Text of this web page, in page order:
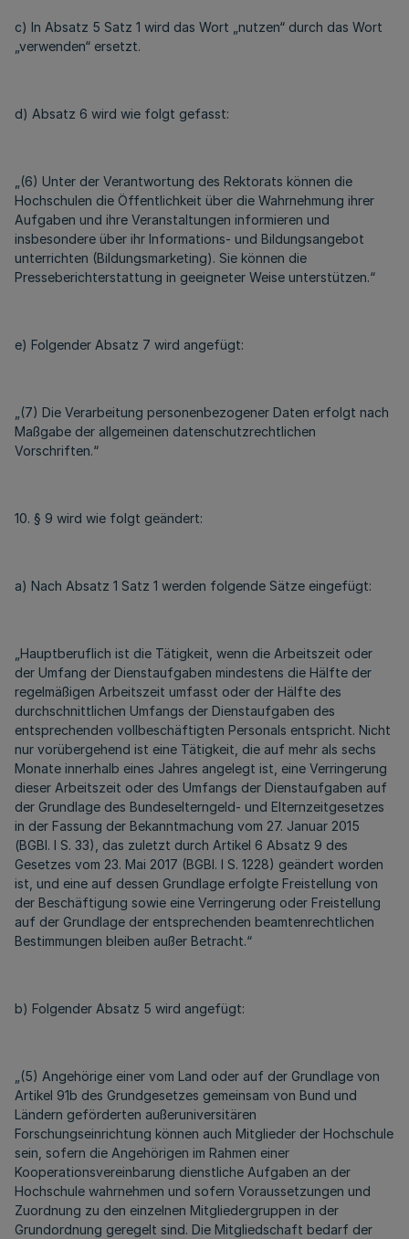
c) In Absatz 5 Satz 1 wird das Wort „nutzen“ durch das Wort
„verwenden“ ersetzt.
d) Absatz 6 wird wie folgt gefasst:
„(6) Unter der Verantwortung des Rektorats können die
Hochschulen die Öffentlichkeit über die Wahrnehmung ihrer
Aufgaben und ihre Veranstaltungen informieren und
insbesondere über ihr Informations- und Bildungsangebot
unterrichten (Bildungsmarketing). Sie können die
Presseberichterstattung in geeigneter Weise unterstützen.“
e) Folgender Absatz 7 wird angefügt:
„(7) Die Verarbeitung personenbezogener Daten erfolgt nach
Maßgabe der allgemeinen datenschutzrechtlichen
Vorschriften.“
10. § 9 wird wie folgt geändert:
a) Nach Absatz 1 Satz 1 werden folgende Sätze eingefügt:
„Hauptberuflich ist die Tätigkeit, wenn die Arbeitszeit oder
der Umfang der Dienstaufgaben mindestens die Hälfte der
regelmäßigen Arbeitszeit umfasst oder der Hälfte des
durchschnittlichen Umfangs der Dienstaufgaben des
entsprechenden vollbeschäftigten Personals entspricht. Nicht
nur vorübergehend ist eine Tätigkeit, die auf mehr als sechs
Monate innerhalb eines Jahres angelegt ist, eine Verringerung
dieser Arbeitszeit oder des Umfangs der Dienstaufgaben auf
der Grundlage des Bundeselterngeld- und Elternzeitgesetzes
in der Fassung der Bekanntmachung vom 27. Januar 2015
(BGBl. I S. 33), das zuletzt durch Artikel 6 Absatz 9 des
Gesetzes vom 23. Mai 2017 (BGBl. I S. 1228) geändert worden
ist, und eine auf dessen Grundlage erfolgte Freistellung von
der Beschäftigung sowie eine Verringerung oder Freistellung
auf der Grundlage der entsprechenden beamtenrechtlichen
Bestimmungen bleiben außer Betracht.“
b) Folgender Absatz 5 wird angefügt:
„(5) Angehörige einer vom Land oder auf der Grundlage von
Artikel 91b des Grundgesetzes gemeinsam von Bund und
Ländern geförderten außeruniversitären
Forschungseinrichtung können auch Mitglieder der Hochschule
sein, sofern die Angehörigen im Rahmen einer
Kooperationsvereinbarung dienstliche Aufgaben an der
Hochschule wahrnehmen und sofern Voraussetzungen und
Zuordnung zu den einzelnen Mitgliedergruppen in der
Grundordnung geregelt sind. Die Mitgliedschaft bedarf der